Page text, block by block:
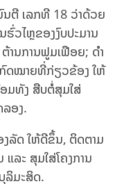
ນຕີ ເລກທີ 18 ວ່າດ້ວຍ
ຮົ່ວໄຫຼຂອງງົບປະມານ
ານການຟູມເຟືອຍ; ດໍາ
ດໝາຍທີ່ກ່ຽວຂ້ອງ ໃຫ້
ມທັງ ສືບຕໍ່ສຸມໃສ່
ອງ.
ລັດ ໃຫ້ດີຂຶ້ນ, ຕິດຕາມ
ລະ ສຸມໃສ່ໂຄງການ
ລິມະສິດ.